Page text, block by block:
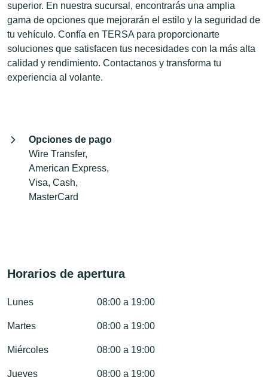
superior. En nuestra sucursal, encontrarás una amplia
gama de opciones que mejorarán el estilo y la seguridad de
tu vehículo. Confía en TERSA para proporcionarte
soluciones que satisfacen tus necesidades con la más alta
calidad y rendimiento. Contactanos y transforma tu
experiencia al volante.
Opciones de pago
Wire Transfer,
American Express,
Visa, Cash,
MasterCard
Horarios de apertura
Lunes 08:00 a 19:00
Martes 08:00 a 19:00
Miércoles 08:00 a 19:00
Jueves 08:00 a 19:00